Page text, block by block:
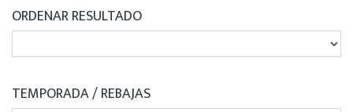
ORDENAR RESULTADO
TEMPORADA / REBAJAS